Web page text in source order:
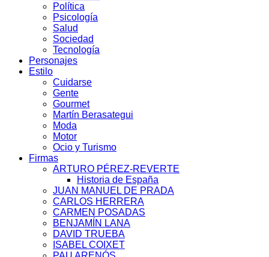
Política
Psicología
Salud
Sociedad
Tecnología
Personajes
Estilo
Cuidarse
Gente
Gourmet
Martín Berasategui
Moda
Motor
Ocio y Turismo
Firmas
ARTURO PÉREZ-REVERTE
Historia de España
JUAN MANUEL DE PRADA
CARLOS HERRERA
CARMEN POSADAS
BENJAMÍN LANA
DAVID TRUEBA
ISABEL COIXET